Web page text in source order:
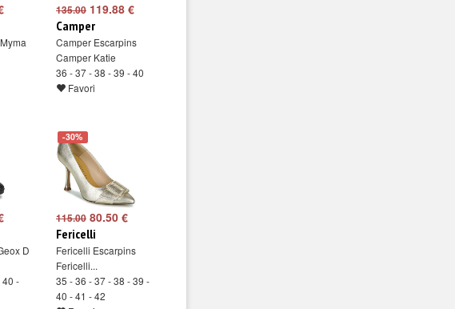
135.00 119.88 €
Camper
Camper Escarpins
Camper Katie
36 - 37 - 38 - 39 - 40
Favori
D
40 -
-30%
115.00 80.50 €
Fericelli
Fericelli Escarpins
Fericelli...
35 - 36 - 37 - 38 - 39 -
40 - 41 - 42